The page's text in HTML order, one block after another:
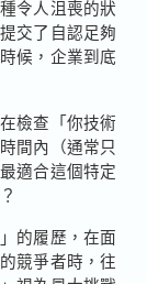
令人沮喪的狀
交了自認足夠
候，企業到底
檢查「你技術
間內（通常只
適合這個特定
的履歷，在面
競爭者時，往